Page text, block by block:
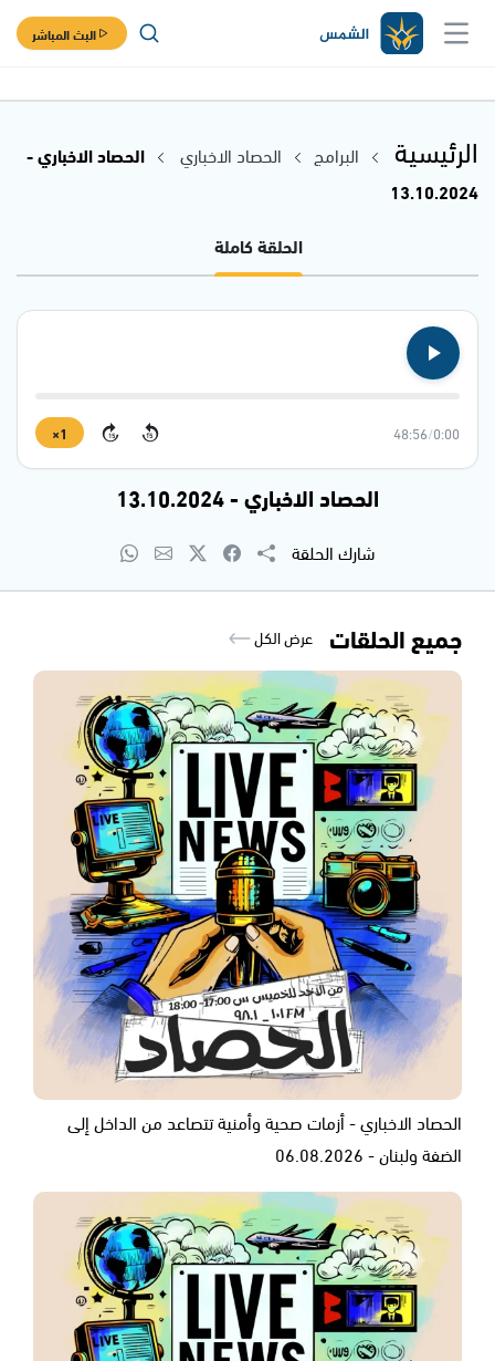
البث المباشر
الرئيسية البرامج الحصاد الاخباري
الحصاد الاخباري -
13.10.2024
الحلقة كاملة
0:00
/
48:56
15
15
1×
الحصاد الاخباري - 13.10.2024
شارك الحلقة
جميع الحلقات عرض الكل
الحصاد الاخباري - أزمات صحية وأمنية تتصاعد من الداخل إلى
الضفة ولبنان - 06.08.2026